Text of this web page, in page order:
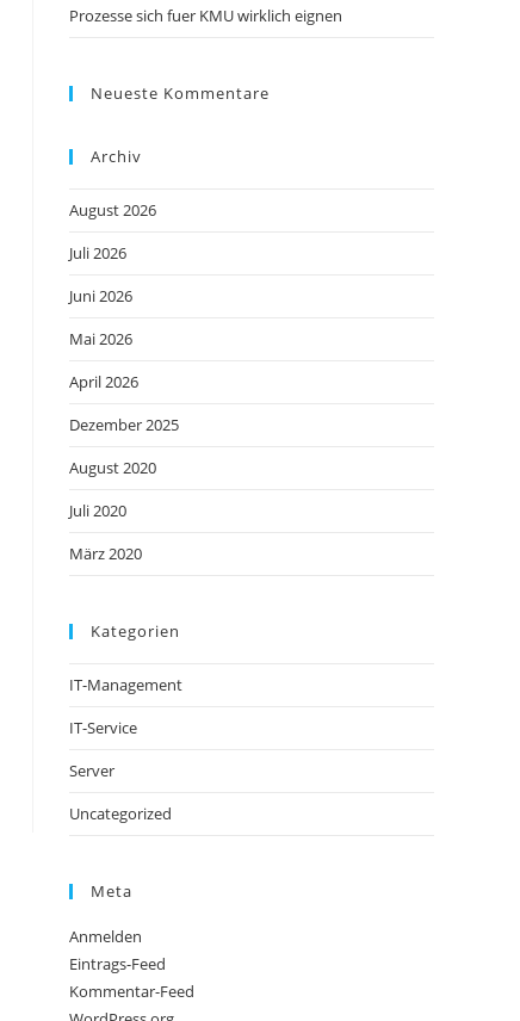
Prozesse sich fuer KMU wirklich eignen
Neueste Kommentare
Archiv
August 2026
Juli 2026
Juni 2026
Mai 2026
April 2026
Dezember 2025
August 2020
Juli 2020
März 2020
Kategorien
IT-Management
IT-Service
Server
Uncategorized
Meta
Anmelden
Eintrags-Feed
Kommentar-Feed